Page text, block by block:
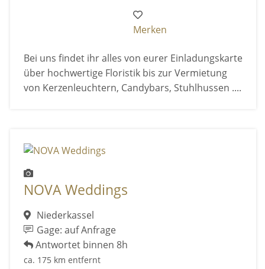
Merken
Bei uns findet ihr alles von eurer Einladungskarte
über hochwertige Floristik bis zur Vermietung
von Kerzenleuchtern, Candybars, Stuhlhussen ....
NOVA Weddings
Niederkassel
Gage: auf Anfrage
Antwortet binnen 8h
ca. 175 km entfernt